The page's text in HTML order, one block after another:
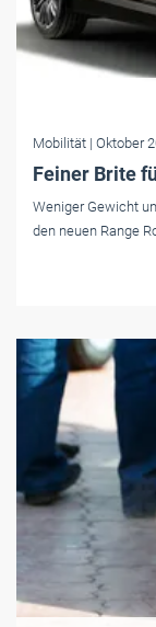
Mobilität | Oktober
Feiner Brite
Weniger Gewicht
den neuen Range